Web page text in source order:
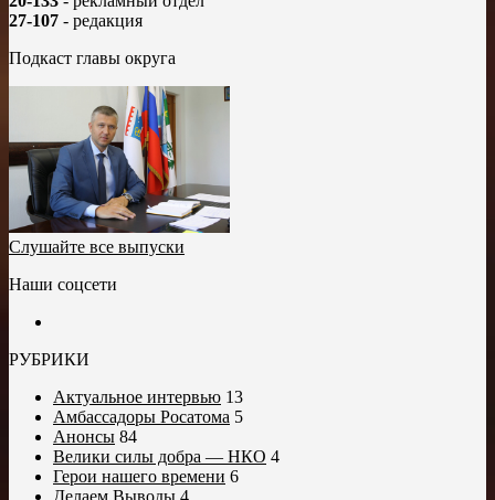
27-107 - редакция
Подкаст главы округа
Слушайте все выпуски
Наши соцсети
РУБРИКИ
Актуальное интервью 13
Амбассадоры Росатома 5
Анонсы 84
Велики силы добра — НКО 4
Герои нашего времени 6